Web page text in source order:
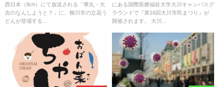
西日本（8ch）にて放送される「華丸・大
吉のなんしようと？」に、柳川市の立花う
どんが登場する...
にある国際医療福祉大学大川キャンパスグ
ラウンドで『第16回大川市民まつり』が
開催されます。 大川...